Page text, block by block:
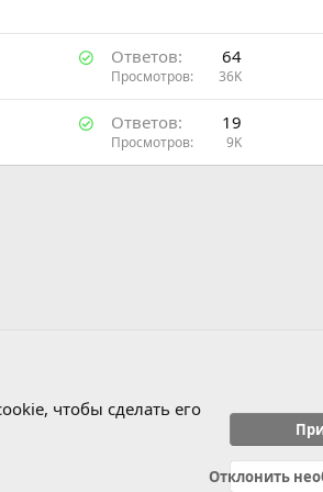
Р
ш
е
о
Ответов 64
Просмотров 36K
Р
ш
Ответов 19
Просмотров 9K
чтобы сделать его
Отклонить